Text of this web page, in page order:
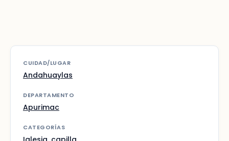
CUIDAD/LUGAR
Andahuaylas
DEPARTAMENTO
Apurimac
CATEGORÍAS